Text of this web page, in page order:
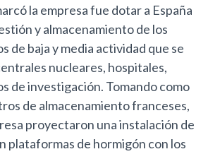
la empresa fue dotar a España
y almacenamiento de los
de baja y media actividad que se
nucleares, hospitales,
de investigación. Tomando como
de almacenamiento franceses,
proyectaron una instalación de
plataformas de hormigón con los